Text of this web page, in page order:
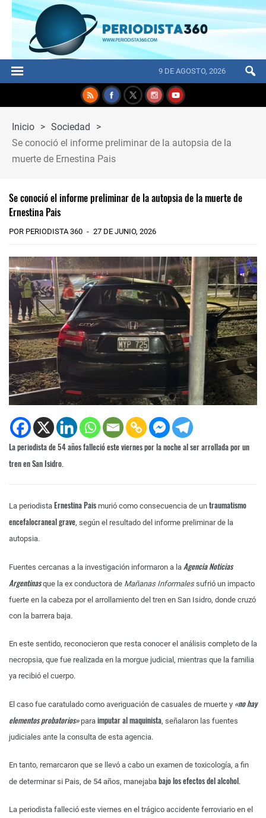
9 DE AGOSTO, 2026
Inicio > Sociedad
>
Se conoció el informe preliminar de la autopsia de la
muerte de Ernestina Pais
Se conoció el informe preliminar de la autopsia de la muerte de
Ernestina Pais
POR PERIODISTA 360 27 DE JUNIO, 2026
La periodista de 54 años falleció este viernes por la noche al ser arrollada por un
tren en San Isidro.
La periodista Ernestina Pais murió como consecuencia de un traumatismo
encefalocraneal grave, según el resultado del informe preliminar de la
autopsia.
Fuentes cercanas a la investigación informaron a la Agencia Noticias
Argentinas que la ex conductora de Mañanas Informalessufrió un impacto
fuerte en la cabeza por el arrollamiento del tren en San Isidro, donde cruzó
con la barrera baja.
En este sentido, reconocieron que resta conocer el análisis completo de la
necropsia, que fue realizada en la morgue judicial, mientras que la familia
ya recibió el cuerpo.
El caso fue caratulado como averiguación de casuales de muerte y «no hay
elementos probatorios»para imputar al maquinista, señalaron las fuentes
judiciales ante la consulta de esta agencia.
En tanto, remarcaron que se llevó a cabo un examen de toxicología, a fin
de determinar si Pais, de 54 años, manejaba bajo los efectos del alcohol.
La periodista falleció este viernes en el trágico accidente ferroviario en el